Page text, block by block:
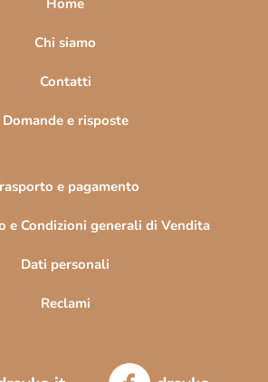
Home
Chi siamo
Contatti
Domande e risposte
e pagamento
e Condizioni generali di Vendita
Dati personali
Reclami